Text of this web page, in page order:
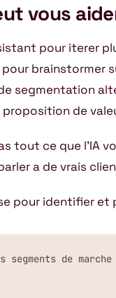
vous
pour iterer
brainstormer
segmentation
de
tout ce que l’IA
a de vrais
pour identifier et
de